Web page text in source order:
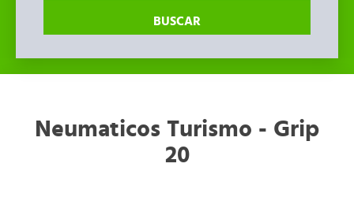
BUSCAR
Neumaticos Turismo - Grip
20